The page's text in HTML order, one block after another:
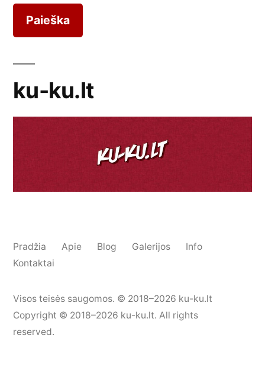
ku-ku.lt
Pradžia Apie Blog Galerijos
Info
Kontaktai
Visos teisės saugomos. © 2018–2026 ku-ku.lt
Copyright © 2018–2026 ku-ku.lt. All rights
reserved.